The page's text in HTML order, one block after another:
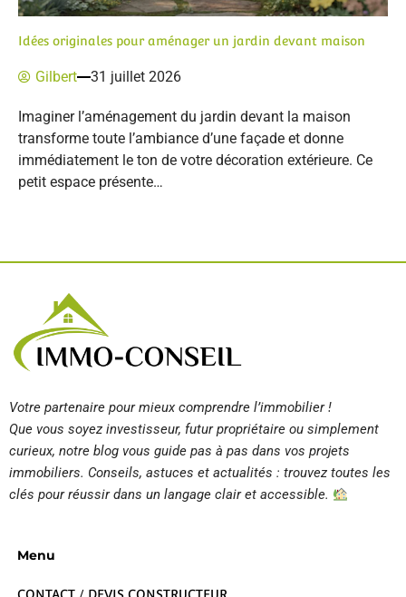
Idées originales pour aménager un jardin devant maison
Gilbert 31 juillet 2026
Imaginer l’aménagement du jardin devant la maison
transforme toute l’ambiance d’une façade et donne
immédiatement le ton de votre décoration extérieure. Ce
petit espace présente…
Votre partenaire pour mieux comprendre l’immobilier !
Que vous soyez investisseur, futur propriétaire ou simplement
curieux, notre blog vous guide pas à pas dans vos projets
immobiliers. Conseils, astuces et actualités : trouvez toutes les
clés pour réussir dans un langage clair et accessible.
Menu